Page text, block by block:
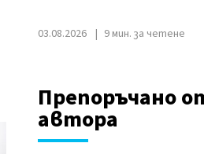
03.08.2026 9 мин. за четене
Препоръчано
автора